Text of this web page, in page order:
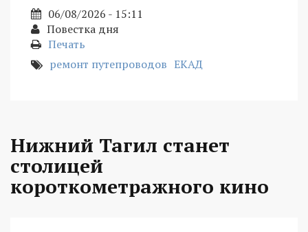
06/08/2026 - 15:11
Повестка дня
Печать
ремонт путепроводов ЕКАД
Нижний Тагил станет
столицей
короткометражного кино